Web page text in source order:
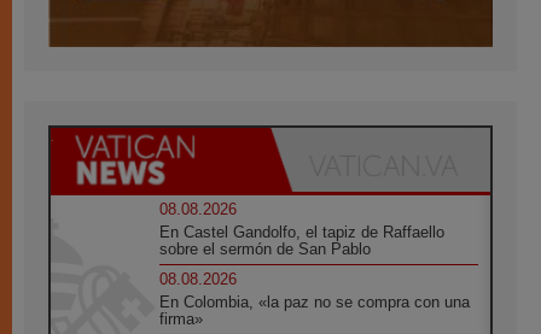
08.08.2026
En Castel Gandolfo, el tapiz de Raffaello
sobre el sermón de San Pablo
08.08.2026
En Colombia, «la paz no se compra con una
firma»